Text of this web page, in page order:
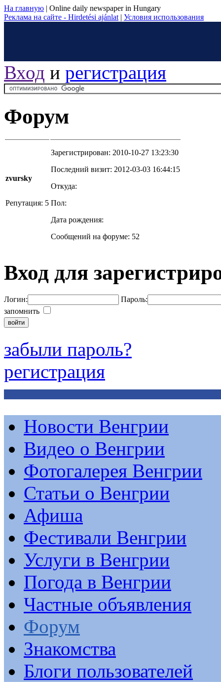
На главную | Online daily newspaper in Hungary
Реклама на сайте - Hirdetési ajánlat | Условия использования
Вход и регистрация
Форум
zvursky
Репутация: 5
Зарегистрирован: 2010-10-27 13:23:30
Последний визит: 2012-03-03 16:44:15
Откуда:
Пол:
Дата рождения:
Сообщений на форуме: 52
Вход для
Логин:
Пароль:
запомнить
забыли пароль?
регистрация
Новости Венгрии
Видео о Венгрии
Фотогалерея Венгрии
Статьи о Венгрии
Афиша
Фестивали Венгрии
Услуги в Венгрии
Погода в Венгрии
Частные объявления
Форум
Знакомства
Блоги пользователей